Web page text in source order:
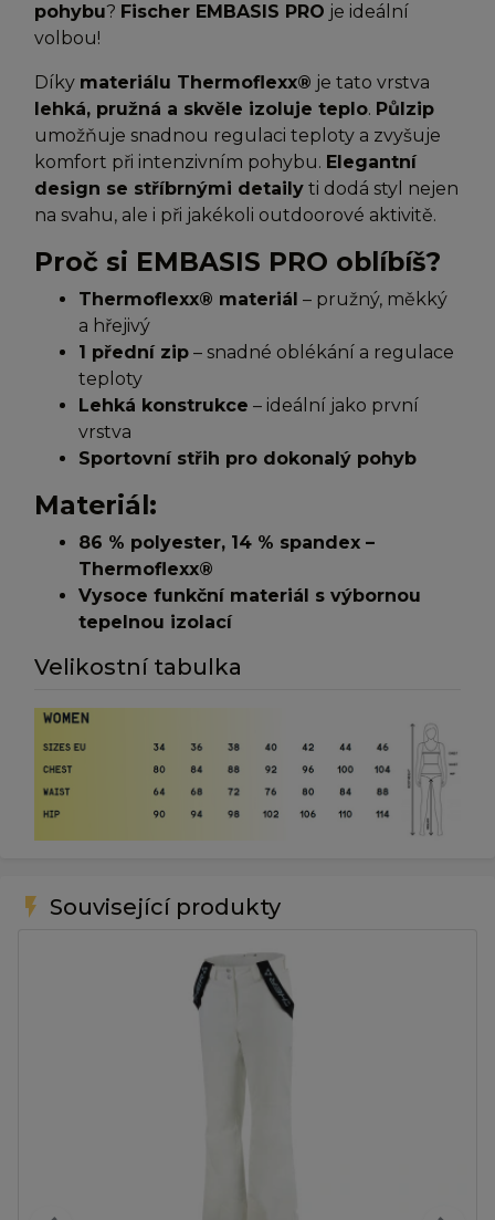
pohybu? Fischer EMBASIS PRO je ideální
volbou!
Díky materiálu Thermoflexx® je tato vrstva
lehká, pružná a skvěle izoluje teplo. Půlzip
umožňuje snadnou regulaci teploty a zvyšuje
komfort při intenzivním pohybu. Elegantní
design se stříbrnými detaily ti dodá styl nejen
na svahu, ale i při jakékoli outdoorové aktivitě.
Proč si EMBASIS PRO oblíbíš?
Thermoflexx® materiál – pružný, měkký
a hřejivý
1 přední zip – snadné oblékání a regulace
teploty
Lehká konstrukce – ideální jako první
vrstva
Sportovní střih pro dokonalý pohyb
Materiál:
86 % polyester, 14 % spandex –
Thermoflexx®
Vysoce funkční materiál s výbornou
tepelnou izolací
Velikostní tabulka
flash_on Související produkty